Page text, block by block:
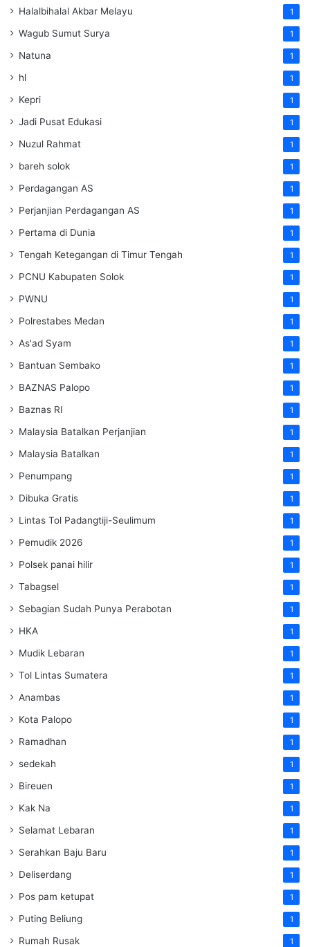
Halalbihalal Akbar Melayu 1
Wagub Sumut Surya 1
Natuna 1
hl 1
Kepri 1
Jadi Pusat Edukasi 1
Nuzul Rahmat 1
bareh solok 1
Perdagangan AS 1
Perjanjian Perdagangan AS 1
Pertama di Dunia 1
Tengah Ketegangan di Timur Tengah 1
PCNU Kabupaten Solok 1
PWNU 1
Polrestabes Medan 1
As'ad Syam 1
Bantuan Sembako 1
BAZNAS Palopo 1
Baznas RI 1
Malaysia Batalkan Perjanjian 1
Malaysia Batalkan 1
Penumpang 1
Dibuka Gratis 1
Lintas Tol Padangtiji-Seulimum 1
Pemudik 2026 1
Polsek panai hilir 1
Tabagsel 1
Sebagian Sudah Punya Perabotan 1
HKA 1
Mudik Lebaran 1
Tol Lintas Sumatera 1
Anambas 1
Kota Palopo 1
Ramadhan 1
sedekah 1
Bireuen 1
Kak Na 1
Selamat Lebaran 1
Serahkan Baju Baru 1
Deliserdang 1
Pos pam ketupat 1
Puting Beliung 1
Rumah Rusak 1